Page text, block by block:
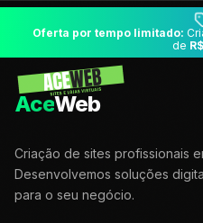
Oferta por tempo limitado:
de
AceWeb
Criação de sites profissionais
Desenvolvemos soluções
para o seu negócio.